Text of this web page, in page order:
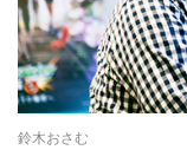
鈴木おさむ